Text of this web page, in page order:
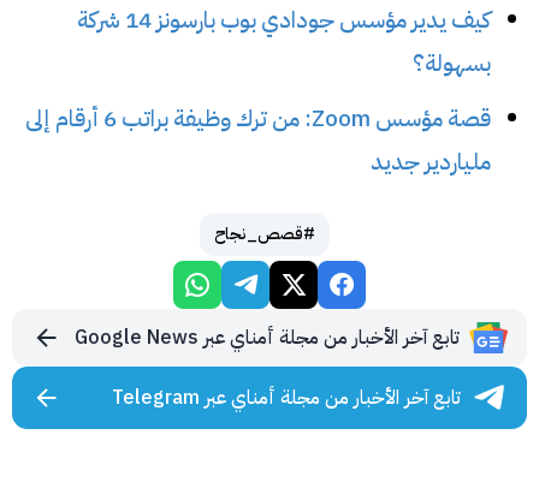
كيف يدير مؤسس جودادي بوب بارسونز 14 شركة
بسهولة؟
قصة مؤسس Zoom: من ترك وظيفة براتب 6 أرقام إلى
ملياردير جديد
#قصص_نجاح
تابع آخر الأخبار من مجلة أمناي عبر Google News
تابع آخر الأخبار من مجلة أمناي عبر Telegram